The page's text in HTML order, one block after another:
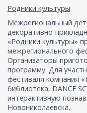
Родники культуры
Межрегиональный
декоративно-
«Родники культуры»
межрегионального
Организаторы
программу. Для
фестиваля компания
библиотека, DANCE
интерактивную
Новониколаевска.